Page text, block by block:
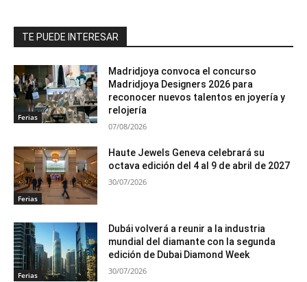
TE PUEDE INTERESAR
Ferias
Madridjoya convoca el concurso
Madridjoya Designers 2026 para
reconocer nuevos talentos en joyería y
relojería
07/08/2026
Ferias
Haute Jewels Geneva celebrará su
octava edición del 4 al 9 de abril de 2027
30/07/2026
Ferias
Dubái volverá a reunir a la industria
mundial del diamante con la segunda
edición de Dubai Diamond Week
30/07/2026